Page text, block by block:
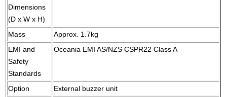
Dimensions
(D x W x H)
Mass
Approx. 1.7kg
EMI and
Safety
Standards
Oceania EMI AS/NZS CSPR22 Class A
Option
External buzzer unit